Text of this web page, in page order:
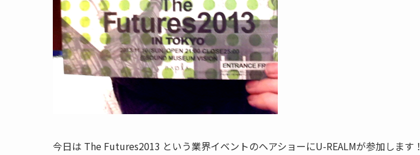
今日は The Futures2013 という業界イベントのヘアショーにU-REALMが参加します！